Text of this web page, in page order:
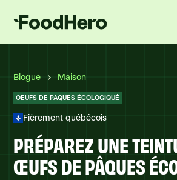
Blogue Maison
OEUFS DE PAQUES ÉCOLOGIQUÉ
Fièrement québécois
PRÉPAREZ UNE
ŒUFS DE PÂQUES